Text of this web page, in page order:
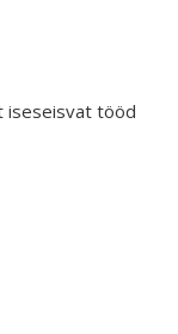
iseseisvat tööd